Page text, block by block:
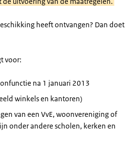
heeft ontvangen? Dan doet
voor:
na 1 januari 2013
winkels en kantoren)
van een VvE, woonvereniging of
onder andere scholen, kerken en